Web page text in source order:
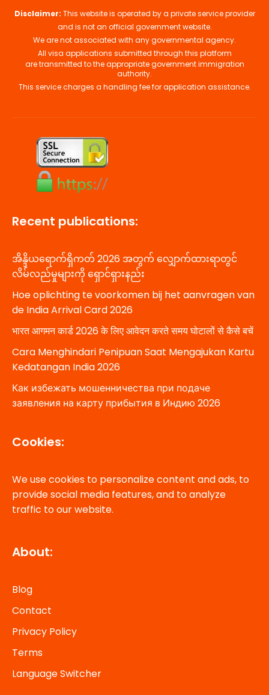
Recent publications:
အိန္ဒိယရောက်ရှိကတ် 2026 အတွက် လျှောက်ထားရာတွင်
လိမ်လည်မှုများကို ရှောင်ရှားနည်း
Hoe oplichting te voorkomen bij het aanvragen van
de India Arrival Card 2026
भारत आगमन कार्ड 2026 के लिए आवेदन करते समय घोटालों से कैसे बचें
Cara Menghindari Penipuan Saat Mengajukan Kartu
Kedatangan India 2026
Как избежать мошенничества при подаче
заявления на карту прибытия в Индию 2026
Cookies:
We use cookies to personalize content and ads, to
provide social media features, and to analyze
traffic to our website.
About:
Blog
Contact
Privacy Policy
Terms
Language Switcher